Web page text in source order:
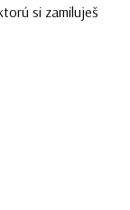
si zamiluješ